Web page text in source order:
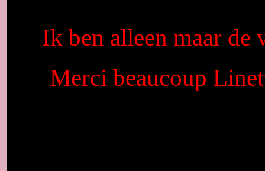
Ik ben alleen maar de
Merci beaucoup